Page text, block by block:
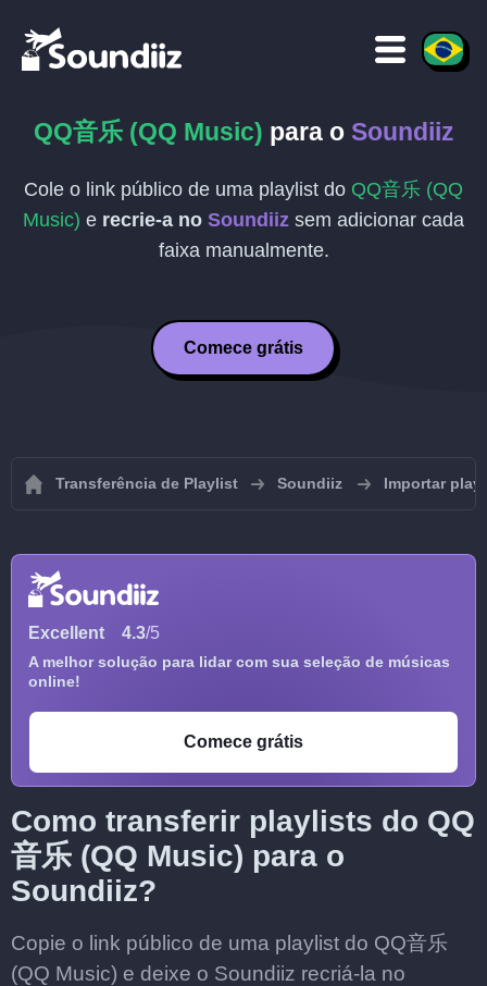
QQ音乐 (QQ Music) para o Soundiiz
Cole o link público de uma playlist do QQ音乐 (QQ
Music) e recrie-a no Soundiiz sem adicionar cada
faixa manualmente.
Comece grátis
Transferência de Playlist Soundiiz Importar
Excellent 4.3/5
A melhor solução para lidar com sua seleção de músicas
online!
Comece grátis
Como transferir playlists do QQ
音乐 (QQ Music) para o
Soundiiz?
Copie o link público de uma playlist do QQ音乐
(QQ Music) e deixe o Soundiiz recriá-la no